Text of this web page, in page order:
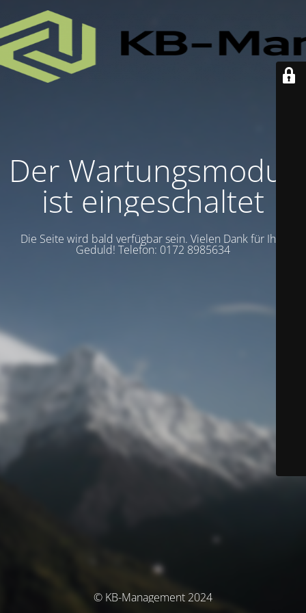
Der Wartungsmodus
ist eingeschaltet
Die Seite wird bald verfügbar sein. Vielen Dank für Ihre
Geduld! Telefon: 0172 8985634
© KB-Management 2024